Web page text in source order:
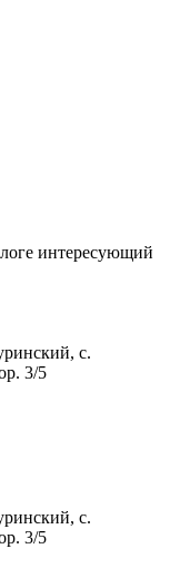
интересующий
с.
3/5
с.
3/5